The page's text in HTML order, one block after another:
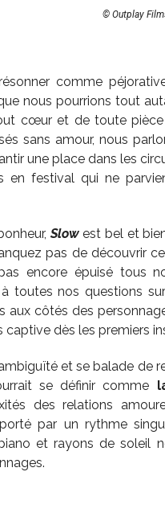
© Outplay
comme
nous pourrions tout
cœur et de toute
sans amour, nous
une place dans les
en festival qui ne
Slowest bel et
pas de découvrir
encore épuisé tous
toutes nos questions
aux côtés des
captive dès les premiers
et se balade de
se définir comme
des relations
par un rythme
et rayons de soleil